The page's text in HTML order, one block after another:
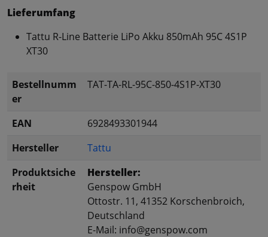
Lieferumfang
Tattu R-Line Batterie LiPo Akku 850mAh 95C 4S1P
XT30
Bestellnumm
er
TAT-TA-RL-95C-850-4S1P-XT30
EAN
6928493301944
Hersteller
Tattu
Produktsiche
rheit
Hersteller:
Genspow GmbH
Ottostr. 11, 41352 Korschenbroich,
Deutschland
E-Mail: info@genspow.com